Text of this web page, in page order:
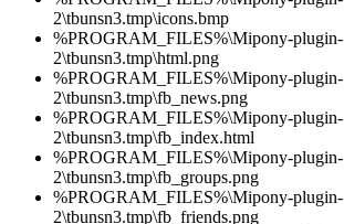
2\tbunsn3.tmp\icons.bmp
%PROGRAM_FILES%\Mipony-plugin-
2\tbunsn3.tmp\html.png
%PROGRAM_FILES%\Mipony-plugin-
2\tbunsn3.tmp\fb_news.png
%PROGRAM_FILES%\Mipony-plugin-
2\tbunsn3.tmp\fb_index.html
%PROGRAM_FILES%\Mipony-plugin-
2\tbunsn3.tmp\fb_groups.png
%PROGRAM_FILES%\Mipony-plugin-
2\tbunsn3.tmp\fb_friends.png